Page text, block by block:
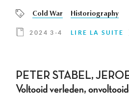
Cold War Historiography
2024 3-4 LIRE LA SUITE
PETER STABEL,
Voltooid verleden,